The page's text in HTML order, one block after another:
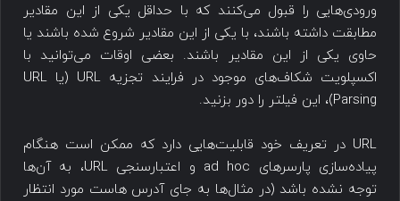
ورودی‌هایی را قبول می‌کنند که با حداقل یکی از این مقادیر
مطابقت داشته باشند، با یکی از این مقادیر شروع شده باشند یا
حاوی یکی از این مقادیر باشند. بعضی اوقات می‌توانید با
اکسپلویت شکاف‌های موجود در فرایند تجزیه URL (یا URL
Parsing)، این فیلتر را دور بزنید.
URL در تعریف خود قابلیت‌هایی دارد که ممکن است هنگام
پیاده‌سازی پارسرهای ad hoc و اعتبارسنجی URL، به آن‌ها
توجه نشده باشد (در مثال‌ها به جای آدرس هاست مورد انتظار